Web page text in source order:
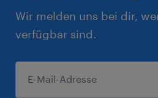
Wir melden uns bei dir,
verfügbar sind.